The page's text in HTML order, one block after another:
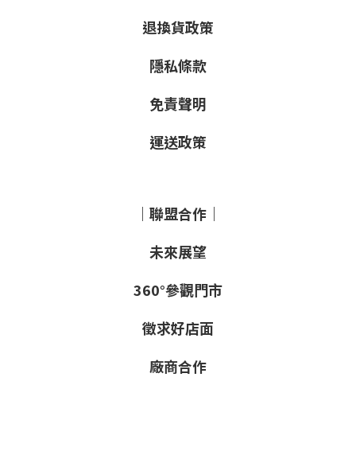
退換貨政策
隱私條款
免責聲明
運送政策
｜聯盟合作｜
未來展望
360°參觀門市
徵求好店面
廠商合作